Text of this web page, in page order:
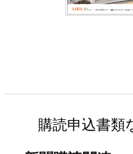
購読申込書類